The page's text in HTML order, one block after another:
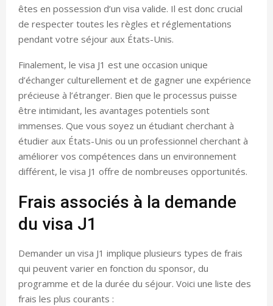
êtes en possession d’un visa valide. Il est donc crucial
de respecter toutes les règles et réglementations
pendant votre séjour aux États-Unis.
Finalement, le visa J1 est une occasion unique
d’échanger culturellement et de gagner une expérience
précieuse à l’étranger. Bien que le processus puisse
être intimidant, les avantages potentiels sont
immenses. Que vous soyez un étudiant cherchant à
étudier aux États-Unis ou un professionnel cherchant à
améliorer vos compétences dans un environnement
différent, le visa J1 offre de nombreuses opportunités.
Frais associés à la demande
du visa J1
Demander un visa J1 implique plusieurs types de frais
qui peuvent varier en fonction du sponsor, du
programme et de la durée du séjour. Voici une liste des
frais les plus courants :